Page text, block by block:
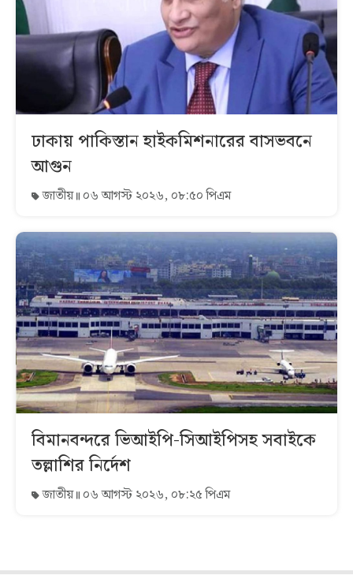
ঢাকায় পাকিস্তান হাইকমিশনারের বাসভবনে
আগুন
জাতীয় ০৬ আগস্ট ২০২৬, ০৮:৫০ পিএম
বিমানবন্দরে ভিআইপি-সিআইপিসহ সবাইকে
তল্লাশির নির্দেশ
জাতীয় ০৬ আগস্ট ২০২৬, ০৮:২৫ পিএম